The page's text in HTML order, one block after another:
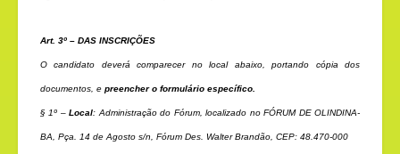
Art. 3º – DAS INSCRIÇÕES
O candidato deverá comparecer no local abaixo, portando cópia dos
documentos, e preencher o formulário específico.
§ 1º –Local: Administração do Fórum, localizado no FÓRUM DE OLINDINA-
BA, Pça. 14 de Agosto s/n, Fórum Des. Walter Brandão, CEP: 48.470-000